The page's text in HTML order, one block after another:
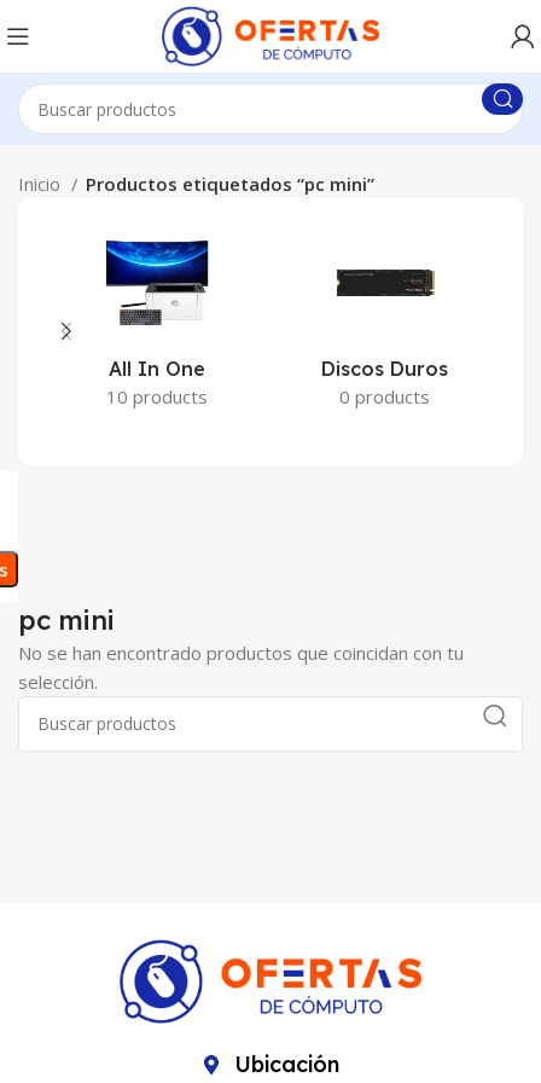
Inicio Productos etiquetados “pc mini”
All In One
10 products
Discos Duros
0 products
pc mini
No se han encontrado productos que coincidan con tu
selección.
Ubicación